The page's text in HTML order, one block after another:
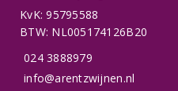
KvK: 95795588
BTW: NL005174126B20
024 3888979
info@arentzwijnen.nl